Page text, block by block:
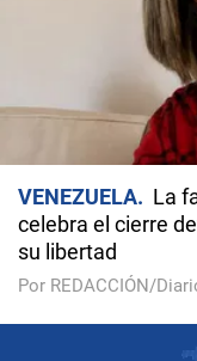
VENEZUELA
La
celebra el cierre
su libertad
Por REDACCIÓN/